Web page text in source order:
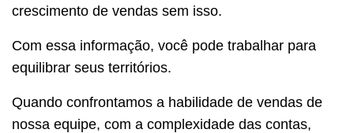
crescimento de vendas sem isso.
Com essa informação, você pode trabalhar para
equilibrar seus territórios.
Quando confrontamos a habilidade de vendas de
nossa equipe, com a complexidade das contas,